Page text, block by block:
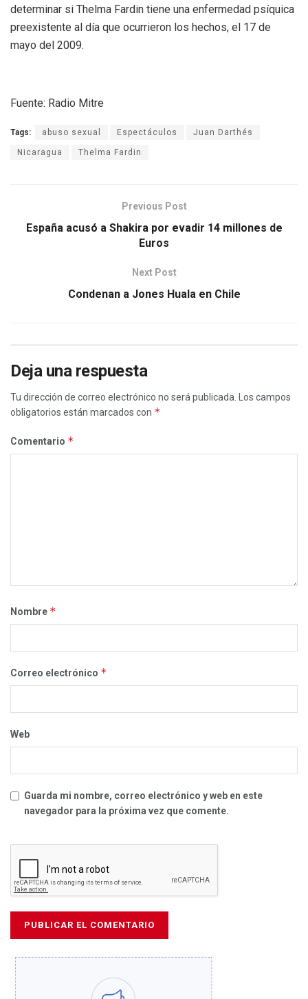
determinar si Thelma Fardin tiene una enfermedad psíquica
preexistente al día que ocurrieron los hechos, el 17 de
mayo del 2009.
Fuente: Radio Mitre
Tags: abuso sexual Espectáculos Juan Darthés
Nicaragua Thelma Fardin
Previous Post
España acusó a Shakira por evadir 14 millones de
Euros
Next Post
Condenan a Jones Huala en Chile
Deja una respuesta
Tu dirección de correo electrónico no será publicada.
Los campos
obligatorios están marcados con *
Comentario *
Nombre *
Correo electrónico *
Web
Guarda mi nombre, correo electrónico y web en este
navegador para la próxima vez que comente.